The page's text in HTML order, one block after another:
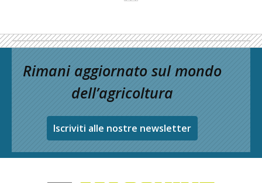
Rimani aggiornato sul mondo
dell’agricoltura
Iscriviti alle nostre newsletter